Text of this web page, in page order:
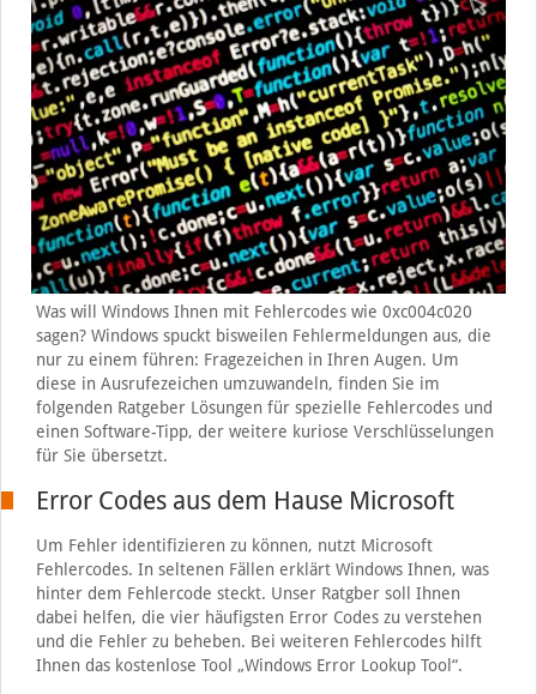
Was will Windows Ihnen mit Fehlercodes wie 0xc004c020
sagen? Windows spuckt bisweilen Fehlermeldungen aus, die
nur zu einem führen: Fragezeichen in Ihren Augen. Um
diese in Ausrufezeichen umzuwandeln, finden Sie im
folgenden Ratgeber Lösungen für spezielle Fehlercodes und
einen Software-Tipp, der weitere kuriose Verschlüsselungen
für Sie übersetzt.
Error Codes aus dem Hause Microsoft
Um Fehler identifizieren zu können, nutzt Microsoft
Fehlercodes. In seltenen Fällen erklärt Windows Ihnen, was
hinter dem Fehlercode steckt. Unser Ratgber soll Ihnen
dabei helfen, die vier häufigsten Error Codes zu verstehen
und die Fehler zu beheben. Bei weiteren Fehlercodes hilft
Ihnen das kostenlose Tool „Windows Error Lookup Tool“.